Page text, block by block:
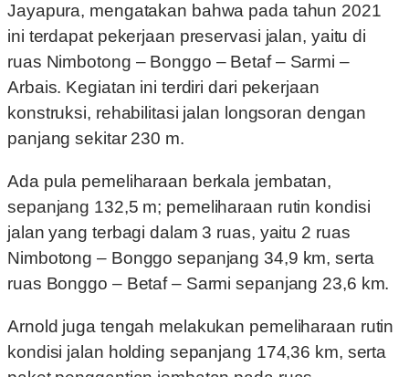
Jayapura, mengatakan bahwa pada tahun 2021
ini terdapat pekerjaan preservasi jalan, yaitu di
ruas Nimbotong – Bonggo – Betaf – Sarmi –
Arbais. Kegiatan ini terdiri dari pekerjaan
konstruksi, rehabilitasi jalan longsoran dengan
panjang sekitar 230 m.
Ada pula pemeliharaan berkala jembatan,
sepanjang 132,5 m; pemeliharaan rutin kondisi
jalan yang terbagi dalam 3 ruas, yaitu 2 ruas
Nimbotong – Bonggo sepanjang 34,9 km, serta
ruas Bonggo – Betaf – Sarmi sepanjang 23,6 km.
Arnold juga tengah melakukan pemeliharaan rutin
kondisi jalan holding sepanjang 174,36 km, serta